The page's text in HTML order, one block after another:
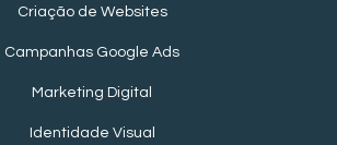
Criação de Websites
Campanhas Google Ads
Marketing Digital
Identidade Visual